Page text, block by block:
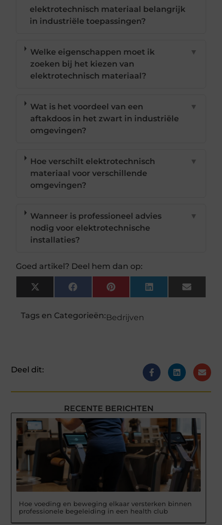
elektrotechnisch materiaal belangrijk
in industriële toepassingen?
Welke eigenschappen moet ik
zoeken bij het kiezen van
elektrotechnisch materiaal?
▼
Wat is het voordeel van een
aftakdoos in het zwart in industriële
omgevingen?
▼
Hoe verschilt elektrotechnisch
materiaal voor verschillende
omgevingen?
▼
Wanneer is professioneel advies
nodig voor elektrotechnische
installaties?
▼
Goed artikel? Deel hem dan op:
X
(Twitter)
FacebookPinterestLinkedInEmail
Tags en Categorieën:Bedrijven
Deel dit:
RECENTE BERICHTEN
Hoe voeding en beweging elkaar versterken binnen
professionele begeleiding in een health club